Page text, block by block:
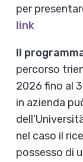
per
link
Il
percorso
2026 fino al
in azienda
nel caso il
possesso di